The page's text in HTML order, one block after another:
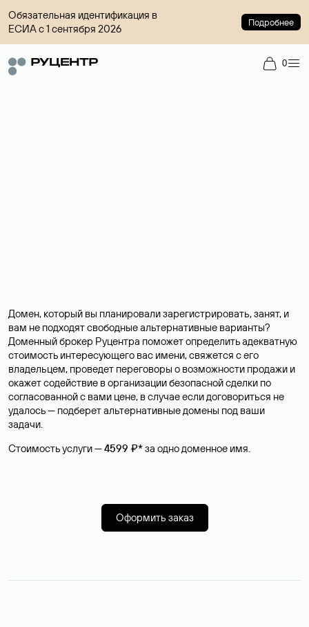
Обязательная идентификация в
ЕСИА с 1 сентября 2026
Подробнее
0
Домен, который вы планировали зарегистрировать, занят, и
вам не подходят свободные альтернативные варианты?
Доменный брокер Руцентра поможет определить адекватную
стоимость интересующего вас имени, свяжется с его
владельцем, проведет переговоры о возможности продажи и
окажет содействие в организации безопасной сделки по
согласованной с вами цене, в случае если договориться не
удалось — подберет альтернативные домены под ваши
задачи.
Стоимость услуги —4599 ₽*за одно доменное имя.
Оформить заказ